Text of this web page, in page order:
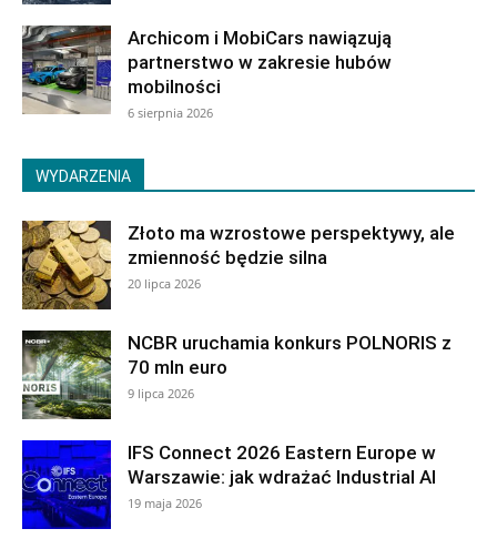
Archicom i MobiCars nawiązują
partnerstwo w zakresie hubów
mobilności
6 sierpnia 2026
WYDARZENIA
Złoto ma wzrostowe perspektywy, ale
zmienność będzie silna
20 lipca 2026
NCBR uruchamia konkurs POLNORIS z
70 mln euro
9 lipca 2026
IFS Connect 2026 Eastern Europe w
Warszawie: jak wdrażać Industrial AI
19 maja 2026